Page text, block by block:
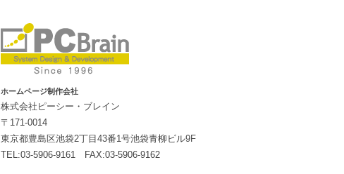
ホームページ制作会社
株式会社ピーシー・ブレイン
〒171-0014
東京都豊島区池袋2丁目43番1号池袋青柳ビル9F
TEL:03-5906-9161 FAX:03-5906-9162